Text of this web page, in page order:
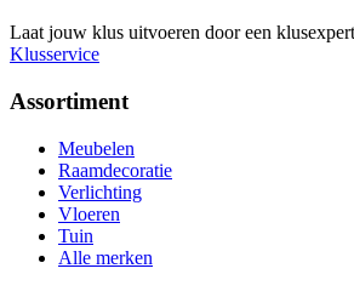
Laat jouw klus uitvoeren door een
Klusservice
Assortiment
Meubelen
Raamdecoratie
Verlichting
Vloeren
Tuin
Alle merken